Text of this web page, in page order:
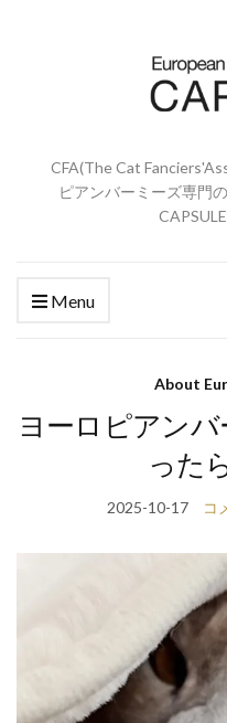
CFA(The Cat
ピアンバーミーズ専門
Menu
About
ヨーロピアン
った
2025-10-17 コ